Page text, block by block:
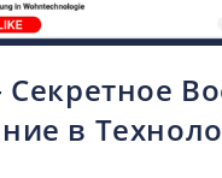
Секретное
в